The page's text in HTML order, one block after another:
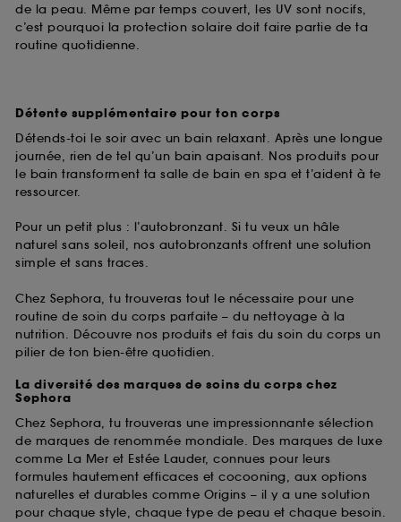
de la peau. Même par temps couvert, les UV sont nocifs,
c’est pourquoi la protection solaire doit faire partie de ta
routine quotidienne.
Détente supplémentaire pour ton corps
Détends-toi le soir avec un bain relaxant. Après une longue
journée, rien de tel qu’un bain apaisant. Nos produits pour
le bain transforment ta salle de bain en spa et t’aident à te
ressourcer.
Pour un petit plus : l’autobronzant. Si tu veux un hâle
naturel sans soleil, nos autobronzants offrent une solution
simple et sans traces.
Chez Sephora, tu trouveras tout le nécessaire pour une
routine de soin du corps parfaite – du nettoyage à la
nutrition. Découvre nos produits et fais du soin du corps un
pilier de ton bien-être quotidien.
La diversité des marques de soins du corps chez
Sephora
Chez Sephora, tu trouveras une impressionnante sélection
de marques de renommée mondiale. Des marques de luxe
comme La Mer et Estée Lauder, connues pour leurs
formules hautement efficaces et cocooning, aux options
naturelles et durables comme Origins – il y a une solution
pour chaque style, chaque type de peau et chaque besoin.